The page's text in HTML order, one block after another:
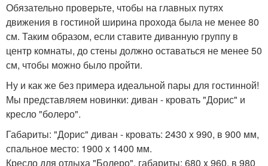
Обязательно проверьте, чтобы на главных путях
движения в гостиной ширина прохода была не менее 80
см. Таким образом, если ставите диванную группу в
центр комнаты, до стены должно оставаться не менее 50
см, чтобы можно было пройти.
Ну и как же без примера идеальной пары для гостинной!
Мы представляем новинки: диван - кровать "Дорис" и
кресло "болеро".
Габариты: "Дорис" диван - кровать: 2430 x 990, в 900 мм,
спальное место: 1900 х 1400 мм.
Кресло для отдыха "Болеро", габариты: 680 x 960, в 980